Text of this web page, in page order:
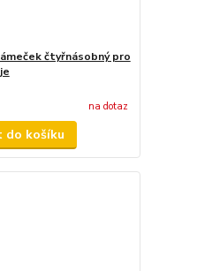
čtyřnásobný pro
na dotaz
do košíku